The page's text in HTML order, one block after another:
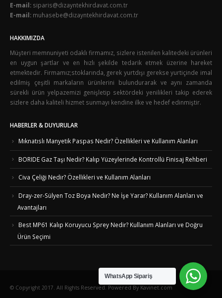
E-mail: siparis@dizayntekhirdavat.com.tr
E-mail: muhasebe@dizayntekhirdavat.com.tr
HAKKIMIZDA
Müşteri memnuniyeti odaklı firmamız, sizlere istenilen kalitedeki ürünleri
en uygun şartlar ve en hızlı şekilde tedarik etmek üzerine hareket
etmektedir. Firmamız;stoklarında, gerek yurtdışı gerekse yurtiçinde imal
edilmiş çeşitli markaların ürünlerini bulundurarak ve aynı zamanda
sürekli ürün yelpazemizi genişletip sektördeki yenilikleri takip ederek
sizlere daha kaliteli hizmet sunmayı kendine ilke ve hedef edinmiştir.
HABERLER & DUYURULAR
Mıknatıslı Manyetik Paspas Nedir? Özellikleri ve Kullanım Alanları
BORIDE Gaz Taşı Nedir? Kalıp Yüzeylerinde Kontrollü Finisaj Rehberi
Civa Çeliği Nedir? Özellikleri ve Kullanım Alanları
Dray-zer-Sülyen Toz Boya Nedir? Ne İşe Yarar? Kullanım Alanları ve
Avantajları
Best MP61 Kalıp Koruyucu Sprey Nedir? Kullanım Alanları ve Doğru
Ürün Seçimi
© Copyright 2017. All Rights Reserved. Powered By Kavinet.com
WhatsApp Sipariş